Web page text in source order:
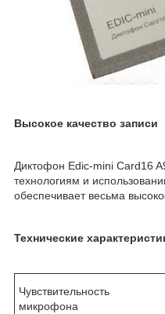
Высокое качество записи
Диктофон Edic-mini Card16
технологиям и
обеспечивает весьма
Технические
Чувствительность
микрофона